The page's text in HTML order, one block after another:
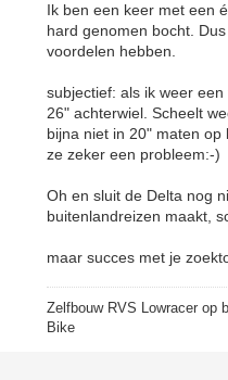
Ik ben een keer met een
hard genomen bocht.
voordelen hebben.
subjectief: als ik weer
26" achterwiel. Scheelt
bijna niet in 20" maten
ze zeker een probleem:-)
Oh en sluit de Delta nog
buitenlandreizen maakt,
maar succes met je
Zelfbouw RVS Lowracer op
Bike